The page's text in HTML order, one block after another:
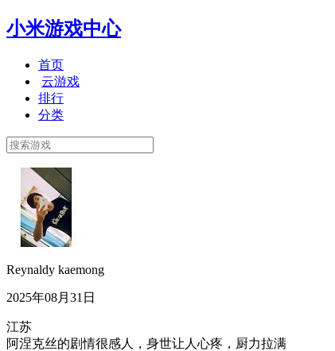
小米游戏中心
首页
云游戏
排行
分类
Reynaldy kaemong
2025年08月31日
江苏
阿涅克丝的剧情很感人，身世让人心疼，厨力拉满​